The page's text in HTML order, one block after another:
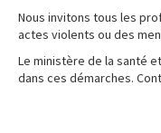
Nous invitons tous les
actes violents ou des
Le ministère de la santé
dans ces démarches.